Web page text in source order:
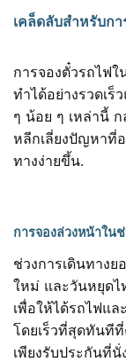
เคล็ดลับสำหรับก
การจองตั๋วรถไฟใ
ทำได้อย่างรวดเร็
ๆ น้อย ๆ เหล่านี้
หลีกเลี่ยงปัญหาที่
ทางง่ายขึ้น.
การจองล่วงหน้าใน
ช่วงการเดินทาง
ใหม่ และวันหยุดไ
เพื่อให้ได้รถไฟแ
โดยเร็วที่สุดทันที
เพียงรับประกันที่